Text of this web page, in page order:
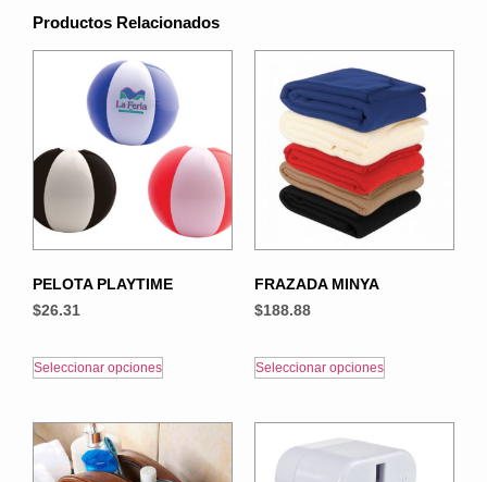
Productos Relacionados
PELOTA PLAYTIME
$26.31
Seleccionar opciones
FRAZADA MINYA
$188.88
Seleccionar opciones